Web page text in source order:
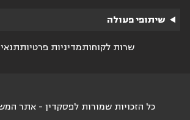
שיתופי פעולה
שרות לקוחותמדיניות פרטיות
כל הזכויות שמורות לפסקדין - אתר